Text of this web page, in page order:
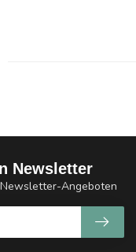
Newsletter
Angeboten